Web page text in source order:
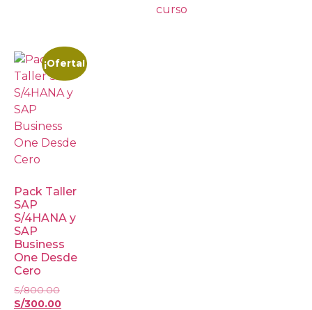
curso
¡Oferta!
Pack Taller
SAP
S/4HANA y
SAP
Business
One Desde
Cero
S/800.00
S/300.00